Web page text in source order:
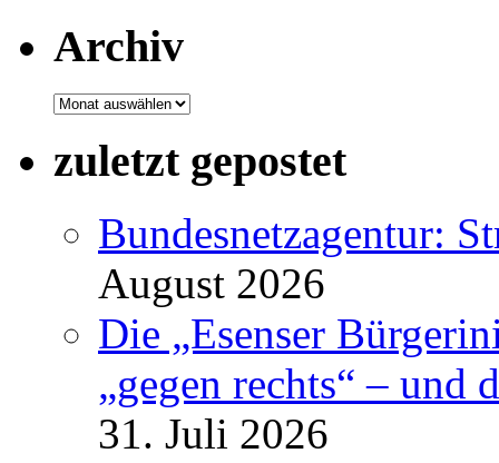
Archiv
Archiv
zuletzt gepostet
Bundesnetzagentur:
August 2026
Die „Esenser
„gegen rechts“ – und
31. Juli 2026